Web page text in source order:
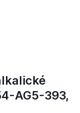
AG5-393,